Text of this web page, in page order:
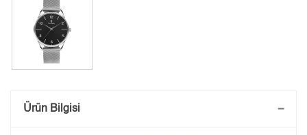
Saatini Kişiselleştir
Ürün Bilgisi